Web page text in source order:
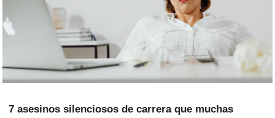
7 asesinos silenciosos de carrera que muchas